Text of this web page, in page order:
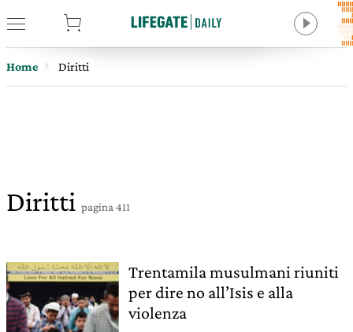
Home Diritti
Diritti pagina 411
Trentamila musulmani riuniti
per dire no all’Isis e alla
violenza